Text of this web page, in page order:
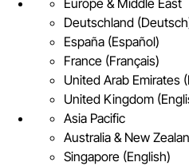
Europe & Middle East
Deutschland
España (Español)
France (Français)
United Arab Emirates
United Kingdom
Asia Pacific
Australia & New
Singapore (English)